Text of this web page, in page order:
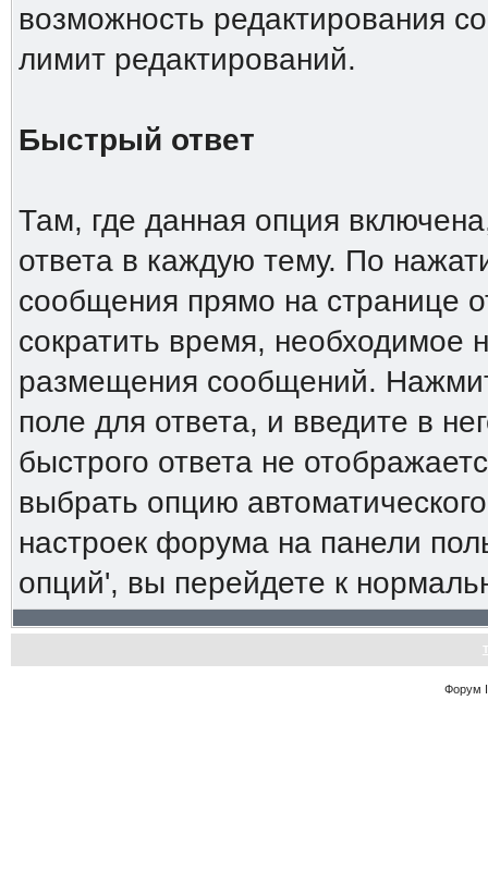
возможность редактирования
лимит редактирований.
Быстрый ответ
Там, где данная опция
ответа в каждую тему. По
сообщения прямо на странице
сократить время, необходимое
размещения сообщений.
поле для ответа, и введите в
быстрого ответа не
выбрать опцию
настроек форума на панели
опций', вы перейдете к
Форум